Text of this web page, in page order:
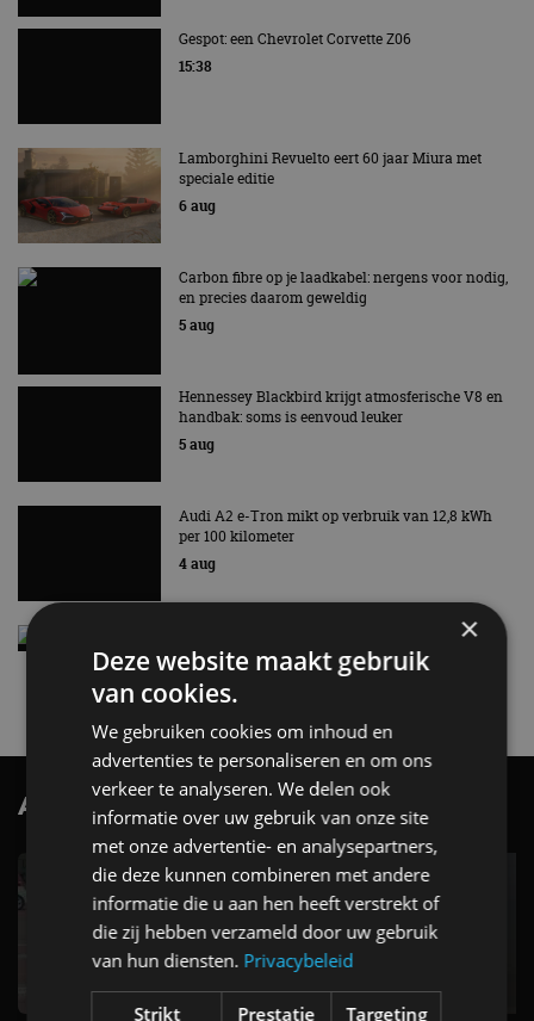
Gespot: een Chevrolet Corvette Z06
15:38
Lamborghini Revuelto eert 60 jaar Miura met
speciale editie
6 aug
Carbon fibre op je laadkabel: nergens voor nodig,
en precies daarom geweldig
5 aug
Hennessey Blackbird krijgt atmosferische V8 en
handbak: soms is eenvoud leuker
5 aug
Audi A2 e-Tron mikt op verbruik van 12,8 kWh
per 100 kilometer
4 aug
Elektrische Geely E2 (tijdelijk) net zo goedkoop
als een Renault Twingo
4 aug
AutoRAI.nl TV SUBSCRIBE
×
Deze website maakt gebruik
van cookies.
We gebruiken cookies om inhoud en
advertenties te personaliseren en om ons
verkeer te analyseren. We delen ook
informatie over uw gebruik van onze site
met onze advertentie- en analysepartners,
die deze kunnen combineren met andere
informatie die u aan hen heeft verstrekt of
die zij hebben verzameld door uw gebruik
van hun diensten. Privacybeleid
Strikt Prestatie Targeting